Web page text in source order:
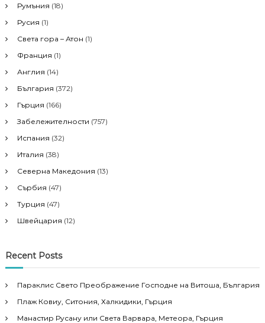
r
Румъния (18)
Русия (1)
Света гора – Атон (1)
Франция (1)
Англия (14)
България (372)
Гърция (166)
Забележителности (757)
Испания (32)
Италия (38)
Северна Македония (13)
Сърбия (47)
Турция (47)
Швейцария (12)
Recent Posts
Параклис Свето Преображение Господне на Витоша, България
Плаж Ковиу, Ситония, Халкидики, Гърция
Манастир Русану или Света Варвара, Метеора, Гърция